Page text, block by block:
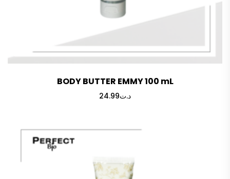
BODY BUTTER EMMY 100 mL
د.ت24.99